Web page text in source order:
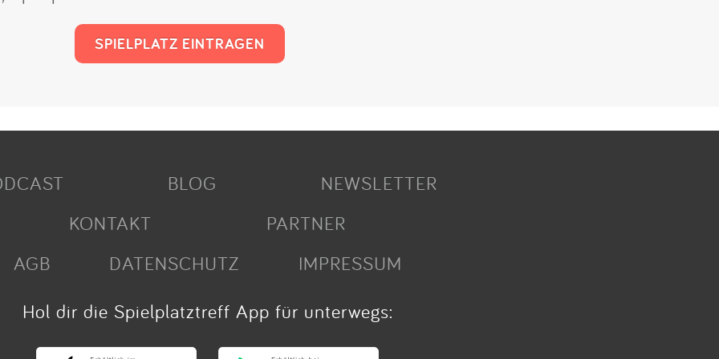
SPIELPLATZ EINTRAGEN
BLOG
NEWSLETTER
KONTAKT
PARTNER
AGB
DATENSCHUTZ
IMPRESSUM
Hol dir die Spielplatztreff App für unterwegs: